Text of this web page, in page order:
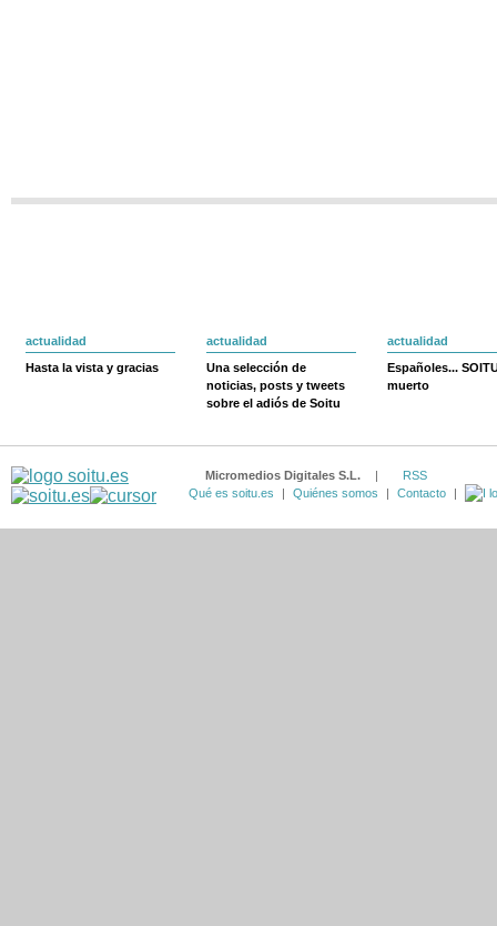
actualidad
Hasta la vista y gracias
actualidad
Una selección de
noticias, posts y tweets
sobre el adiós de Soitu
actualidad
Españoles...
muerto
Micromedios Digitales S.L. |
RSS
Qué es soitu.es
| Quiénes somos | Contacto |